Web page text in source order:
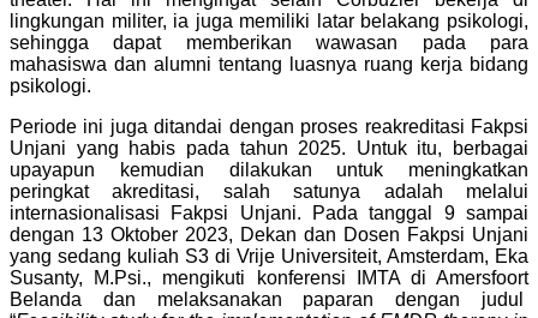
lingkungan militer, ia juga memiliki latar belakang psikologi,
sehingga dapat memberikan wawasan pada para
mahasiswa dan alumni tentang luasnya ruang kerja bidang
psikologi.
Periode ini juga ditandai dengan proses reakreditasi Fakpsi
Unjani yang habis pada tahun 2025. Untuk itu, berbagai
upayapun kemudian dilakukan untuk meningkatkan
peringkat akreditasi, salah satunya adalah melalui
internasionalisasi Fakpsi Unjani. Pada tanggal 9 sampai
dengan 13 Oktober 2023, Dekan dan Dosen Fakpsi Unjani
yang sedang kuliah S3 di Vrije Universiteit, Amsterdam, Eka
Susanty, M.Psi., mengikuti konferensi IMTA di Amersfoort
Belanda dan melaksanakan paparan dengan judul